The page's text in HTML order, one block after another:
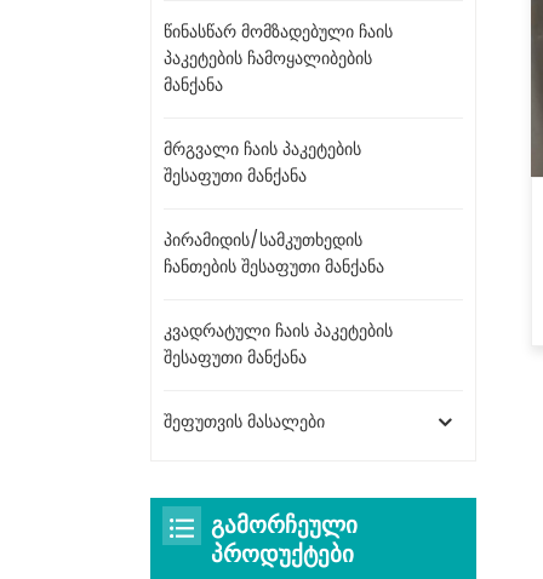
წინასწარ მომზადებული ჩაის
პაკეტების ჩამოყალიბების
მანქანა
მრგვალი ჩაის პაკეტების
შესაფუთი მანქანა
პირამიდის/სამკუთხედის
ჩანთების შესაფუთი მანქანა
კვადრატული ჩაის პაკეტების
შესაფუთი მანქანა
შეფუთვის მასალები
ᲒᲐᲛᲝᲠᲩᲔᲣᲚᲘ
ᲞᲠᲝᲓᲣᲥᲢᲔᲑᲘ